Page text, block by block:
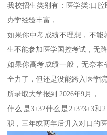
我校招生类别有：医学类:口
办学经验丰富，
如果你中考成绩不理想，不能
生不能参加医学国控考试，无
如果你高考成绩一般，无奈本
全力了，但还是没能跨入医学
所录取大学报到:2026年9月，
什么是3+3?什么是2+3?3+3
职，三年或两年后升入对口的